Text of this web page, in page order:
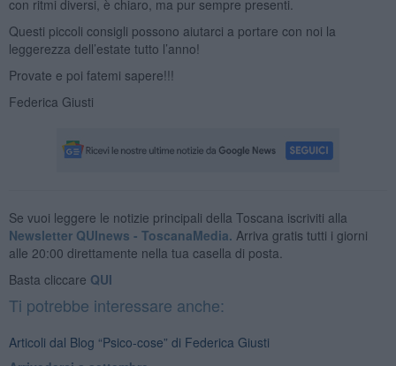
con ritmi diversi, è chiaro, ma pur sempre presenti.
Questi piccoli consigli possono aiutarci a portare con noi la
leggerezza dell’estate tutto l’anno!
Provate e poi fatemi sapere!!!
Federica Giusti
Se vuoi leggere le notizie principali della Toscana iscriviti alla
Newsletter QUInews - ToscanaMedia. Arriva gratis tutti i giorni
alle 20:00 direttamente nella tua casella di posta.
Basta cliccare QUI
Ti potrebbe interessare anche:
Articoli dal Blog “Psico-cose” di Federica Giusti